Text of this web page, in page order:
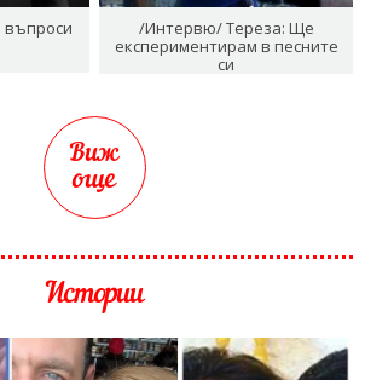
/Интервю/ Тереза: Ще
експериментирам в песните
си
Виж
още
Истории